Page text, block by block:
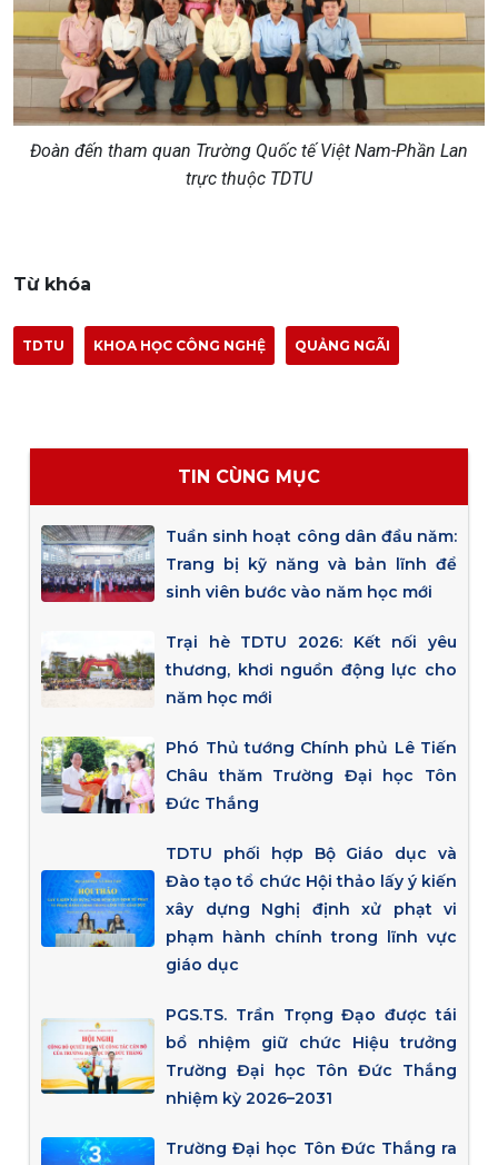
Đoàn đến tham quan Trường Quốc tế Việt Nam-Phần Lan
trực thuộc TDTU
Từ khóa
TDTU KHOA HỌC CÔNG NGHỆ QUẢNG NGÃI
TIN CÙNG MỤC
Tuần sinh hoạt công dân đầu năm:
Trang bị kỹ năng và bản lĩnh để
sinh viên bước vào năm học mới
Trại hè TDTU 2026: Kết nối yêu
thương, khơi nguồn động lực cho
năm học mới
Phó Thủ tướng Chính phủ Lê Tiến
Châu thăm Trường Đại học Tôn
Đức Thắng
TDTU phối hợp Bộ Giáo dục và
Đào tạo tổ chức Hội thảo lấy ý kiến
xây dựng Nghị định xử phạt vi
phạm hành chính trong lĩnh vực
giáo dục
PGS.TS. Trần Trọng Đạo được tái
bổ nhiệm giữ chức Hiệu trưởng
Trường Đại học Tôn Đức Thắng
nhiệm kỳ 2026–2031
Trường Đại học Tôn Đức Thắng ra